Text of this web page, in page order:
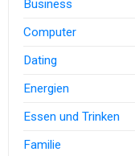
Business
Computer
Dating
Energien
Essen und Trinken
Familie